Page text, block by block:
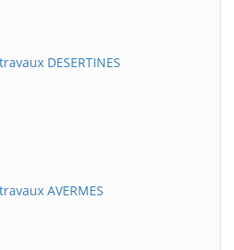
DESERTINES
AVERMES